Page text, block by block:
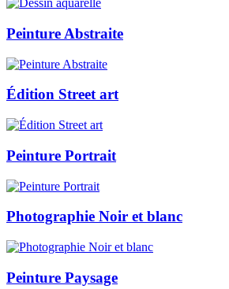
Peinture Abstraite
Édition Street art
Peinture Portrait
Photographie Noir et blanc
Peinture Paysage